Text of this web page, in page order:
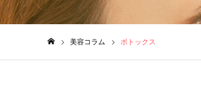
美容コラム ボトックス